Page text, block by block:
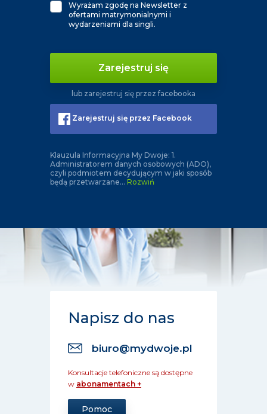
Wyrażam zgodę na Newsletter z
ofertami matrymonialnymi i
wydarzeniami dla singli.
Zarejestruj się
lub zarejestruj się przez facebooka
Zarejestruj się przez Facebook
Klauzula Informacyjna My Dwoje: 1.
Administratorem danych osobowych (ADO),
czyli podmiotem decydującym w jaki sposób
będą przetwarzane... Rozwiń
Napisz do nas
biuro@mydwoje.pl
Konsultacje telefoniczne są dostępne
w abonamentach +
Pomoc